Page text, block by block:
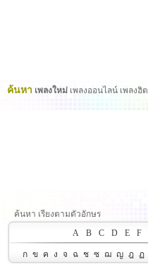
ค้นหา เพลงใหม่ เพลงออนไลน์ เพลงฮิต
ค้นหา เรียงตามตัวอักษร
A
B C D E F
ก ข ค ง จ ฉ ช ซ ฌ ญ ฎ ฏ